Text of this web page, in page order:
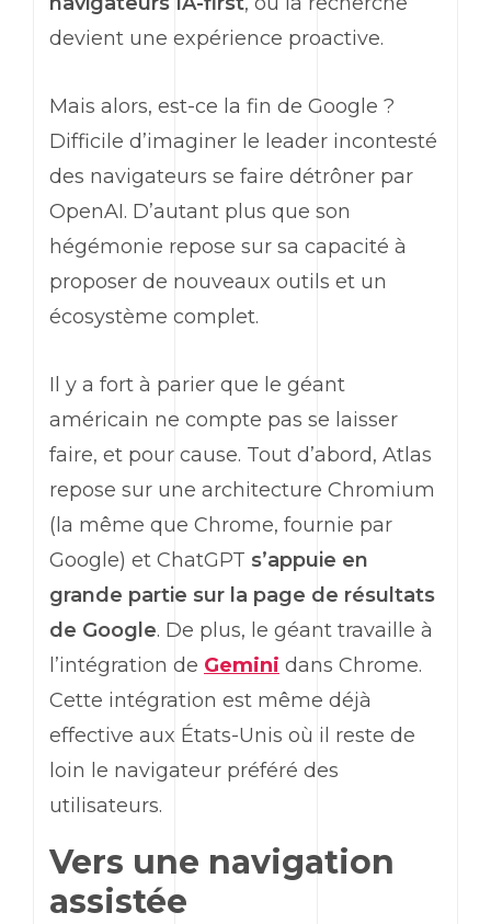
devient une expérience proactive.
Mais alors, est-ce la fin de Google ?
Difficile d’imaginer le leader incontesté
des navigateurs se faire détrôner par
OpenAI. D’autant plus que son
hégémonie repose sur sa capacité à
proposer de nouveaux outils et un
écosystème complet.
Il y a fort à parier que le géant
américain ne compte pas se laisser
faire, et pour cause. Tout d’abord, Atlas
repose sur une architecture Chromium
(la même que Chrome, fournie par
Google) et ChatGPT s’appuie en
grande partie sur la page de résultats
de Google. De plus, le géant travaille à
l’intégration de Gemini dans Chrome.
Cette intégration est même déjà
effective aux États-Unis où il reste de
loin le navigateur préféré des
utilisateurs.
Vers une navigation
assistée